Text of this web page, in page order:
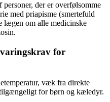
der er overfølsomme
med priapisme (smertefuld
lægen om alle medicinske
for
væk fra direkte
for børn og kæledyr.